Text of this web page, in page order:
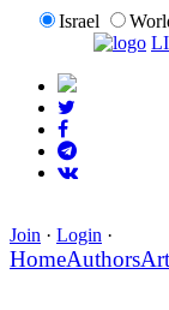
Israel
Join · Login ·
HomeAuthors